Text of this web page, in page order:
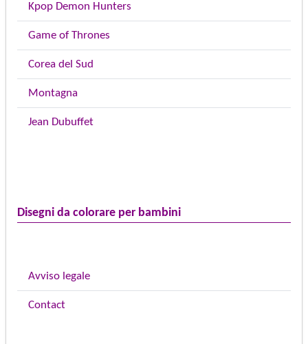
Kpop Demon Hunters
Game of Thrones
Corea del Sud
Montagna
Jean Dubuffet
Disegni da colorare per bambini
Avviso legale
Contact